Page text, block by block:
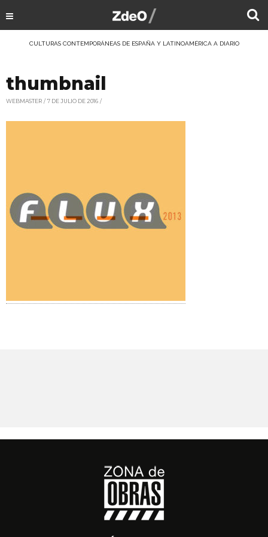
CULTURAS CONTEMPORÁNEAS DE ESPAÑA Y LATINOAMÉRICA A DIARIO
thumbnail
WEBMASTER 7 DE JULIO DE 2016